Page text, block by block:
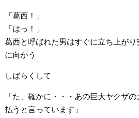
「葛西！」
「はっ！」
葛西と呼ばれた男はすぐに立ち上がり
に向かう
しばらくして
「た、確かに・・・あの巨大ヤクザ
払うと言っています」